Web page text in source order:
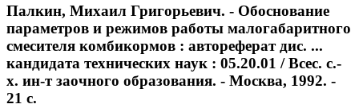
Палкин, Михаил Григорьевич. - Обоснование
параметров и режимов работы малогабаритного
смесителя комбикормов : автореферат дис. ...
кандидата технических наук : 05.20.01 / Всес. с.-
х. ин-т заочного образования. - Москва, 1992. -
21 с.